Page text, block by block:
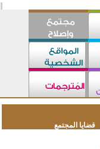
قضايا المجتمع